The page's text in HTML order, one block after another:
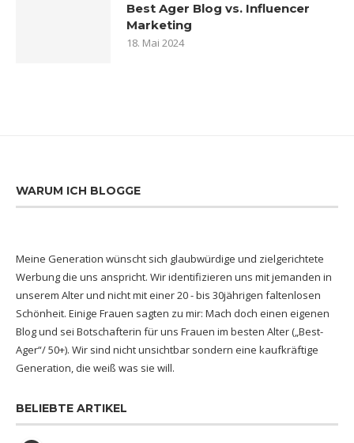
Best Ager Blog vs. Influencer
Marketing
18. Mai 2024
WARUM ICH BLOGGE
Meine Generation wünscht sich glaubwürdige und zielgerichtete
Werbung die uns anspricht. Wir identifizieren uns mit jemanden in
unserem Alter und nicht mit einer 20 - bis 30jährigen faltenlosen
Schönheit. Einige Frauen sagten zu mir: Mach doch einen eigenen
Blog und sei Botschafterin für uns Frauen im besten Alter („Best-
Ager“/ 50+). Wir sind nicht unsichtbar sondern eine kaufkräftige
Generation, die weiß was sie will.
BELIEBTE ARTIKEL